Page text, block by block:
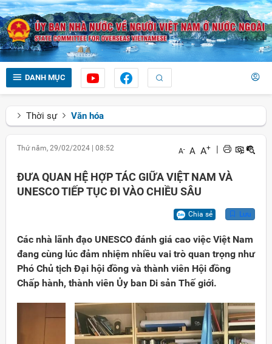
DANH MỤC
Thời sự Văn hóa
Thứ năm, 29/02/2024 08:52 A- A A+ |
ĐƯA QUAN HỆ HỢP TÁC GIỮA VIỆT NAM VÀ
UNESCO TIẾP TỤC ĐI VÀO CHIỀU SÂU
Chia sẻ Lưu
Các nhà lãnh đạo UNESCO đánh giá cao việc Việt Nam
đang cùng lúc đảm nhiệm nhiều vai trò quan trọng như
Phó Chủ tịch Đại hội đồng và thành viên Hội đồng
Chấp hành, thành viên Ủy ban Di sản Thế giới.